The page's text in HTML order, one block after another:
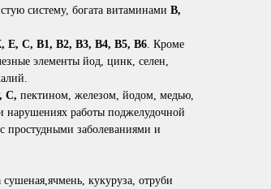
систему, богата витаминами В,
Е, С, В1, В2, В3, В4, В5, В6 . Кроме
элементы йод, цинк, селен,
С, пектином, железом, йодом, медью,
работы поджелудочной
простудными заболеваниями и
кукуруза, отруби